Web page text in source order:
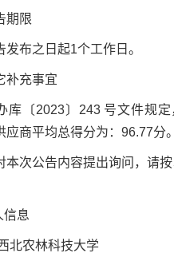
期限
发布之日起1个工作日。
补充事宜
库〔2023〕243 号文件规定
应商平均总得分为：96.77分。
本次公告内容提出询问，请
信息
北农林科技大学